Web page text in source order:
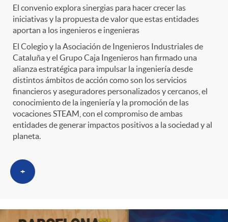
r
o
C
a
t
e
g
i
d
o
s
El convenio explora sinergias para hacer crecer las
iniciativas y la propuesta de valor que estas entidades
aportan a los ingenieros e ingenieras
El Colegio y la Asociación de Ingenieros Industriales de
Cataluña y el Grupo Caja Ingenieros han firmado una
alianza estratégica para impulsar la ingeniería desde
distintos ámbitos de acción como son los servicios
financieros y aseguradores personalizados y cercanos, el
conocimiento de la ingeniería y la promoción de las
vocaciones STEAM, con el compromiso de ambas
entidades de generar impactos positivos a la sociedad y al
planeta.
+